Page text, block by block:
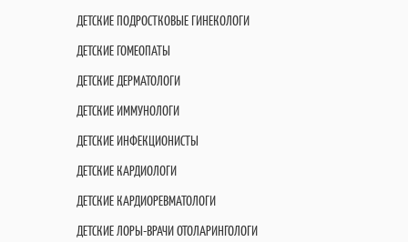
ДЕТСКИЕ ПОДРОСТКОВЫЕ ГИНЕКОЛОГИ
ДЕТСКИЕ ГОМЕОПАТЫ
ДЕТСКИЕ ДЕРМАТОЛОГИ
ДЕТСКИЕ ИММУНОЛОГИ
ДЕТСКИЕ ИНФЕКЦИОНИСТЫ
ДЕТСКИЕ КАРДИОЛОГИ
ДЕТСКИЕ КАРДИОРЕВМАТОЛОГИ
ДЕТСКИЕ ЛОРЫ-ВРАЧИ ОТОЛАРИНГОЛОГИ